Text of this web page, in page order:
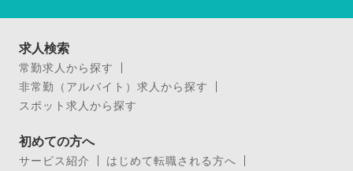
求人検索
常勤求人から探す
非常勤（アルバイト）求人から探す
スポット求人から探す
初めての方へ
サービス紹介
はじめて転職される方へ